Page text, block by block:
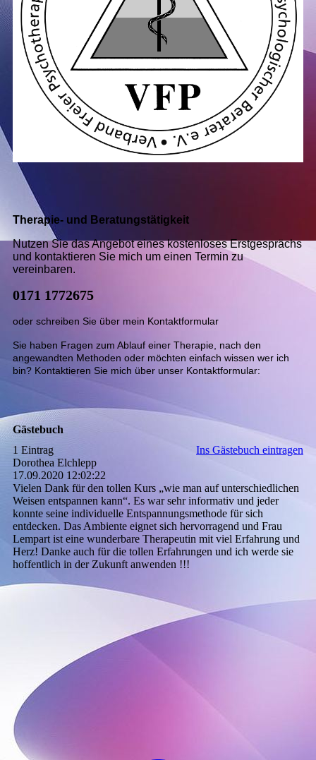
Therapie- und Beratungstätigkeit
Nutzen Sie das Angebot eines kostenloses Erstgesprächs
und kontaktieren Sie mich um einen Termin zu
vereinbaren.
0171 1772675
oder schreiben Sie über mein Kontaktformular
Sie haben Fragen zum Ablauf einer Therapie, nach den
angewandten Methoden oder möchten einfach wissen wer ich
bin? Kontaktieren Sie mich über unser Kontaktformular:
Gästebuch
1 Eintrag
Ins Gästebuch eintragen
Dorothea Elchlepp
17.09.2020 12:02:22
Vielen Dank für den tollen Kurs „wie man auf unterschiedlichen
Weisen entspannen kann“. Es war sehr informativ und jeder
konnte seine individuelle Entspannungsmethode für sich
entdecken. Das Ambiente eignet sich hervorragend und Frau
Lempart ist eine wunderbare Therapeutin mit viel Erfahrung und
Herz! Danke auch für die tollen Erfahrungen und ich werde sie
hoffentlich in der Zukunft anwenden !!!